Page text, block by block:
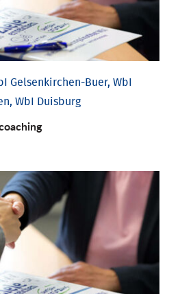
Gelsenkirchen-Buer, WbI
WbI Duisburg